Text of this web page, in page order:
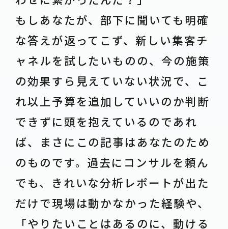
もしあなたが、部下に聞いても明確
な答えが返ってこず、新しい集客チ
ャネルを試したいものの、今の施策
の効果すら見えていない状況で、こ
れ以上予算を追加していいのか判断
できずに頭を抱えているのであれ
ば、まさにこの記事はあなたのため
のものです。過去にコンサルを頼ん
でも、きれいな分析レポートが出た
だけで現場は動かなかった経験や、
「やりたいことはあるのに、動ける